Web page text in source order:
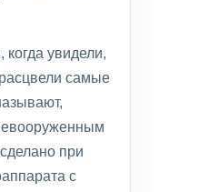
увидели,
самые
при
с